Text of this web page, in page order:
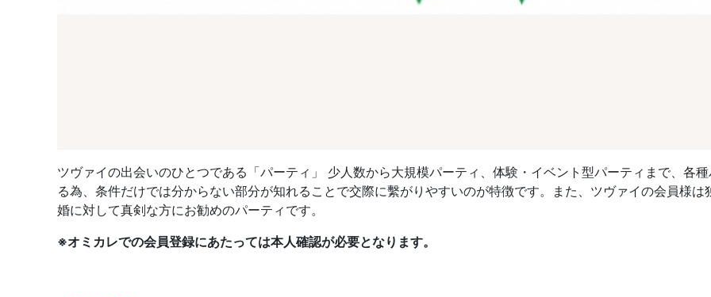
ツヴァイの出会いのひとつである「パーティ」 少人数から大規模パーティ、体験・イベント型パーティまで、各
る為、条件だけでは分からない部分が知れることで交際に繫がりやすいのが特徴です。また、ツヴァイの会員様
婚に対して真剣な方にお勧めのパーティです。
※オミカレでの会員登録にあたっては本人確認が必要となります。